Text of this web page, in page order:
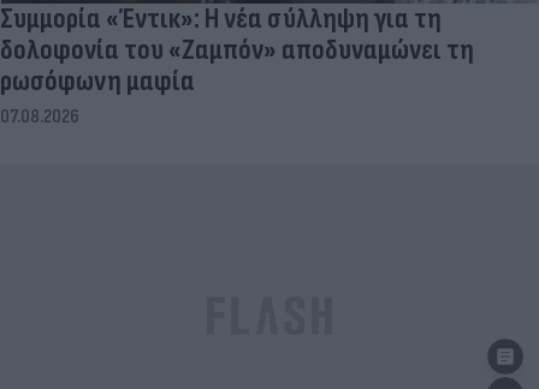
Συμμορία «Έντικ»: Η νέα σύλληψη για τη
δολοφονία του «Ζαμπόν» αποδυναμώνει τη
ρωσόφωνη μαφία
07.08.2026